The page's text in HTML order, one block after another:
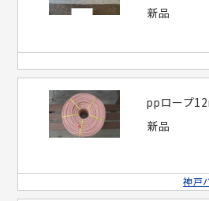
新品
ppロープ
新品
神戸